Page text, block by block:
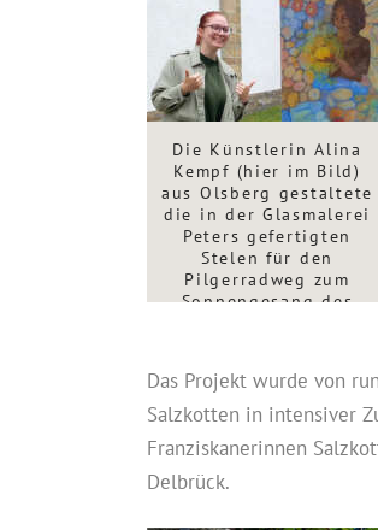
Die Künstlerin Alina
Kempf (hier im Bild)
aus Olsberg gestaltete
die in der Glasmalerei
Peters gefertigten
Stelen für den
Pilgerradweg zum
Sonnengesang des
ist einer Strophe des
Sonnengesangs
Alexandra Völzke
Das Projekt wurde von
Salzkotten in intensiver
Franziskanerinnen
Delbrück.